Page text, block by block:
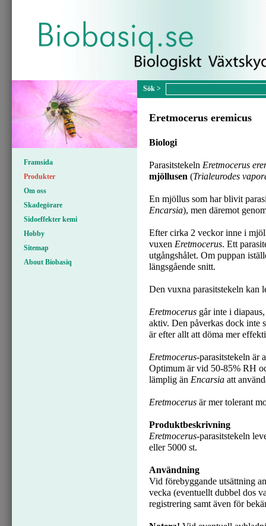
Framsida
Produkter
Om oss
Skadegörare
Sidoeffekter kemi
Hobby
Sitemap
About Biobasiq
Eretmocerus eremicus
Biologi
Parasitstekeln Eretmocerus
mjöllusen (Trialeurodes
En mjöllus som har blivit
Encarsia), men däremot
Efter cirka 2 veckor inne i
vuxen Eretmocerus. Ett
utgångshålet. Om puppan
längsgående snitt.
Den vuxna parasitstekeln kan
Eretmocerus går inte i
aktiv. Den påverkas dock inte
är efter allt att döma mer
Eretmocerus-parasitstekeln är
Optimum är vid 50-85% RH
lämplig än Encarsia att
Eretmocerus är mer tolerant
Produktbeskrivning
Eretmocerus-parasitstekeln
eller 5000 st.
Användning
Vid förebyggande utsättning
vecka (eventuellt dubbel dos
registrering samt även för